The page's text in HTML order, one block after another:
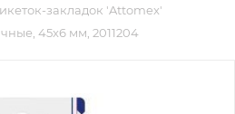
закладок 'Attomex'
45x6 мм, 2011204